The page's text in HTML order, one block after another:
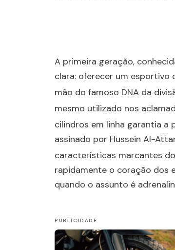
A primeira geração,
clara: oferecer um esportivo
mão do famoso DNA da
mesmo utilizado nos
cilindros em linha garantia a
assinado por Hussein Al-
características marcantes
rapidamente o coração dos
quando o assunto é